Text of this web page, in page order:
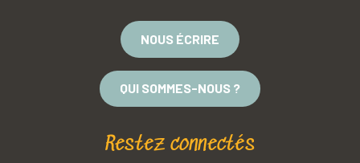
NOUS ÉCRIRE
QUI SOMMES-NOUS ?
Restez connectés